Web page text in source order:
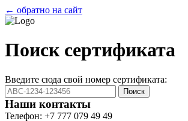
← обратно на сайт
Поиск сертификата
Введите сюда свой номер сертификата:
Поиск
Наши контакты
Телефон: +7 777 079 49 49